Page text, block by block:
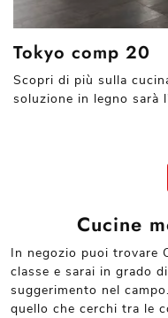
Tokyo comp 20
Scopri di più sulla
soluzione in legno sarà
Cucine
In negozio puoi trovare
classe e sarai in grado
suggerimento nel
quello che cerchi tra le